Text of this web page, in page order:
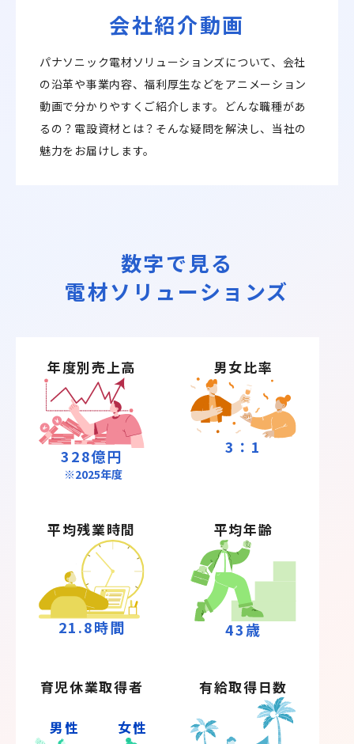
会社紹介動画
パナソニック電材ソリューションズについて、会社
の沿革や事業内容、福利厚生などをアニメーション
動画で分かりやすくご紹介します。どんな職種があ
るの？電設資材とは？そんな疑問を解決し、当社の
魅力をお届けします。
数字で見る
電材ソリューションズ
年度別売上高
328億円
※2025年度
男女比率
3 ： 1
平均残業時間
21.8時間
平均年齢
43歳
育児休業取得者
男性 女性
有給取得日数